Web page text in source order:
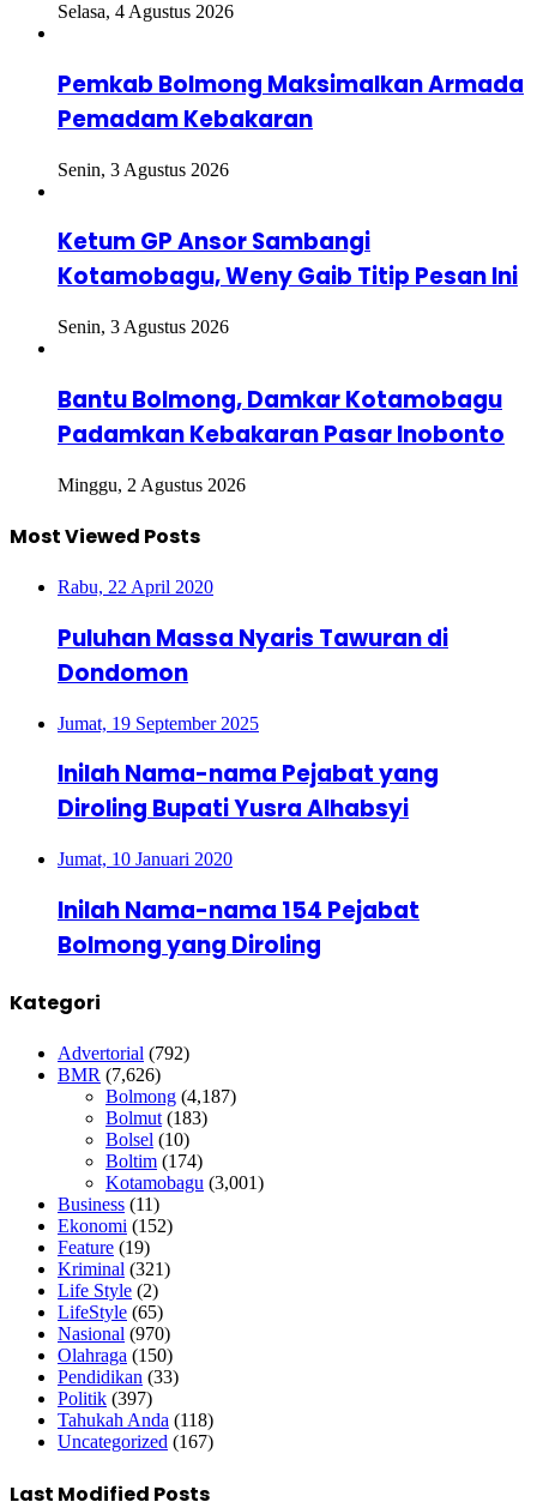
Selasa, 4 Agustus 2026
Pemkab Bolmong Maksimalkan Armada
Pemadam Kebakaran
Senin, 3 Agustus 2026
Ketum GP Ansor Sambangi
Kotamobagu, Weny Gaib Titip Pesan Ini
Senin, 3 Agustus 2026
Bantu Bolmong, Damkar Kotamobagu
Padamkan Kebakaran Pasar Inobonto
Minggu, 2 Agustus 2026
Most Viewed Posts
Rabu, 22 April 2020
Puluhan Massa Nyaris Tawuran di
Dondomon
Jumat, 19 September 2025
Inilah Nama-nama Pejabat yang
Diroling Bupati Yusra Alhabsyi
Jumat, 10 Januari 2020
Inilah Nama-nama 154 Pejabat
Bolmong yang Diroling
Kategori
Advertorial (792)
BMR (7,626)
Bolmong (4,187)
Bolmut (183)
Bolsel (10)
Boltim (174)
Kotamobagu (3,001)
Business (11)
Ekonomi (152)
Feature (19)
Kriminal (321)
Life Style (2)
LifeStyle (65)
Nasional (970)
Olahraga (150)
Pendidikan (33)
Politik (397)
Tahukah Anda (118)
Uncategorized (167)
Last Modified Posts